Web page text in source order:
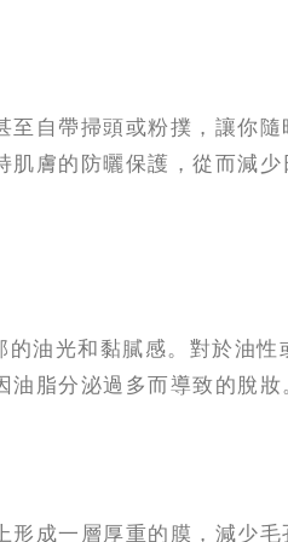
自帶掃頭或粉撲，讓你
膚的防曬保護，從而減
油光和黏膩感。對於油性
脂分泌過多而導致的脫妝
成一層厚重的膜，減少毛